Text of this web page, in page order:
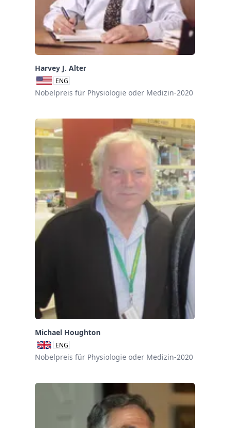
Harvey J. Alter
ENG
Nobelpreis für Physiologie oder Medizin-2020
Michael Houghton
ENG
Nobelpreis für Physiologie oder Medizin-2020